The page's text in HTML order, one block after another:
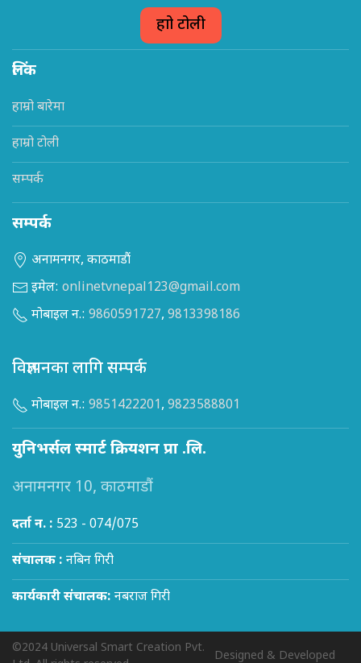
हाम्रो टोली
लिंक
हाम्रो बारेमा
हाम्रो टोली
सम्पर्क
सम्पर्क
अनामनगर, काठमाडौं
इमेल: onlinetvnepal123@gmail.com
मोबाइल न.: 9860591727, 9813398186
विज्ञापनका लागि सम्पर्क
मोबाइल न.: 9851422201, 9823588801
युनिभर्सल स्मार्ट क्रियशन प्रा .लि.
अनामनगर 10, काठमाडौं
दर्ता न. : 523 - 074/075
संचालक : नबिन गिरी
कार्यकारी संचालक: नबराज गिरी
©2024 Universal Smart Creation Pvt.
Designed & Developed